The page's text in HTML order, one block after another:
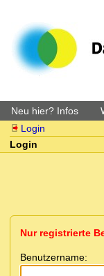
Neu hier? Infos
Login
Login
Nur registrierte
Benutzername: